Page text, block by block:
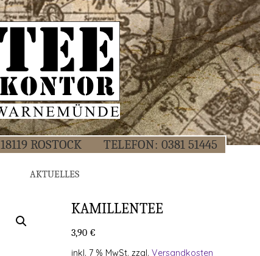
18119 ROS­TOCK TELE­FON:0381 51445
AKTU­EL­LES
KAMIL­LEN­TEE
3,90 €
inkl. 7 % MwSt. zzgl.Versandkosten